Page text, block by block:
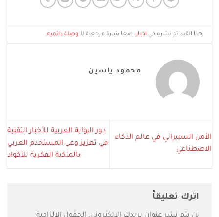
هذا القيد تم نشره في اخبار. ضعا شارة مرجعية للـوصلة دائميه.
محمود ياسين
الأمن السيبراني في عالم الذكاء
الاصطناعي
دور البوابة العربية للأخبار التقنية
في تعزيز وعي المستخدم العربي
بالملكية الفكرية للأكواد
اترك تعليقاً